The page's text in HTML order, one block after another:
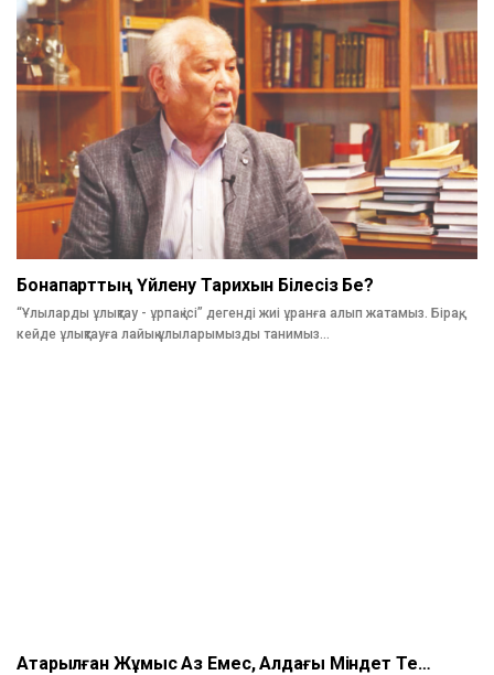
Бонапарттың Үйлену Тарихын Білесіз Бе?
“Ұлыларды ұлықтау - ұрпақ ісі” дегенді жиі ұранға алып жатамыз. Бірақ,
кейде ұлықтауға лайық ұлыларымызды танимыз…
Атқарылған Жұмыс Аз Емес, Алдағы Міндет Те…